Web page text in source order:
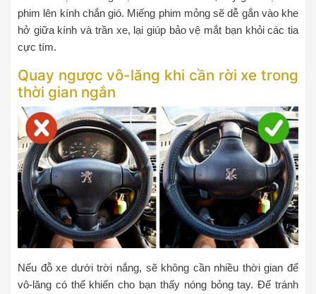
phim lên kính chắn gió. Miếng phim mỏng sẽ dễ gắn vào khe
hở giữa kính và trần xe, lại giúp bảo vệ mắt bạn khỏi các tia
cực tím.
Quay ngược vô-lăng khi cần rời xe trong
thời gian ngắn
Nếu đỗ xe dưới trời nắng, sẽ không cần nhiều thời gian để
vô-lăng có thể khiến cho bạn thấy nóng bỏng tay. Để tránh